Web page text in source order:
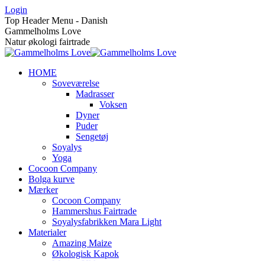
Skip
to
content
Login
Top Header Menu - Danish
Gammelholms Love
Natur økologi fairtrade
HOME
Soveværelse
Madrasser
Voksen
Dyner
Puder
Sengetøj
Soyalys
Yoga
Cocoon Company
Bolga kurve
Mærker
Cocoon Company
Hammershus Fairtrade
Soyalysfabrikken Mara Light
Materialer
Amazing Maize
Økologisk Kapok